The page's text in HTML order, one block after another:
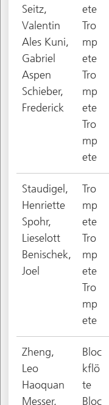
Seitz,
Valentin
Ales Kuni,
Gabriel
Aspen
Schieber,
Frederick
ete
Tro
mp
ete
Tro
mp
ete
Tro
mp
ete
Staudigel,
Henriette
Spohr,
Lieselott
Benischek,
Joel
Tro
mp
ete
Tro
mp
ete
Tro
mp
ete
Zheng,
Leo
Haoquan
Messer,
Bloc
kflö
te
Bloc